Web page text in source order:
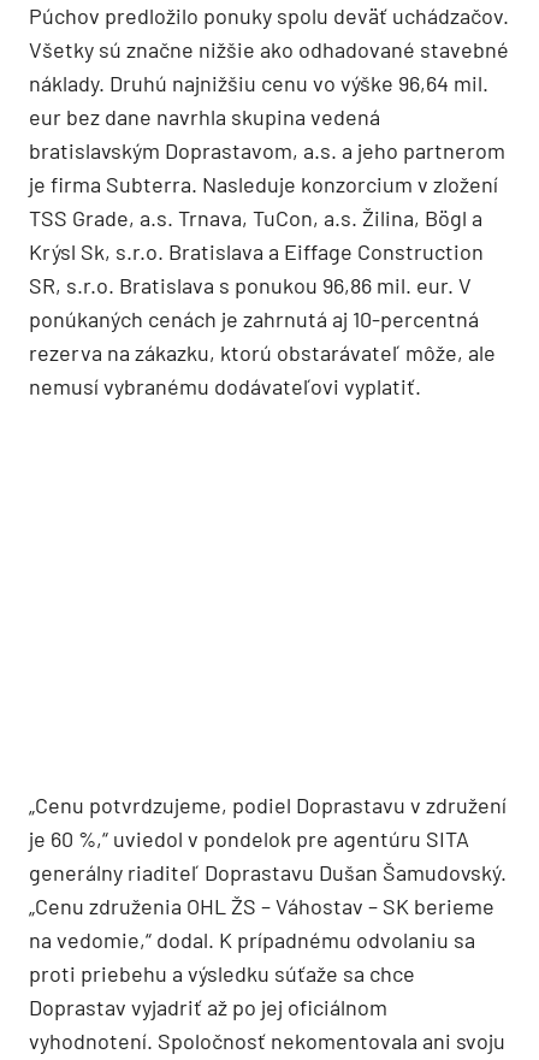
Púchov predložilo ponuky spolu deväť uchádzačov.
Všetky sú značne nižšie ako odhadované stavebné
náklady. Druhú najnižšiu cenu vo výške 96,64 mil.
eur bez dane navrhla skupina vedená
bratislavským Doprastavom, a.s. a jeho partnerom
je firma Subterra. Nasleduje konzorcium v zložení
TSS Grade, a.s. Trnava, TuCon, a.s. Žilina, Bögl a
Krýsl Sk, s.r.o. Bratislava a Eiffage Construction
SR, s.r.o. Bratislava s ponukou 96,86 mil. eur. V
ponúkaných cenách je zahrnutá aj 10-percentná
rezerva na zákazku, ktorú obstarávateľ môže, ale
nemusí vybranému dodávateľovi vyplatiť.
„Cenu potvrdzujeme, podiel Doprastavu v združení
je 60 %,“ uviedol v pondelok pre agentúru SITA
generálny riaditeľ Doprastavu Dušan Šamudovský.
„Cenu združenia OHL ŽS – Váhostav – SK berieme
na vedomie,“ dodal. K prípadnému odvolaniu sa
proti priebehu a výsledku súťaže sa chce
Doprastav vyjadriť až po jej oficiálnom
vyhodnotení. Spoločnosť nekomentovala ani svoju